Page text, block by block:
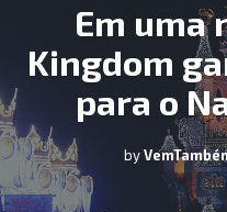
Em uma
Kingdom
para o
by